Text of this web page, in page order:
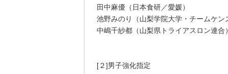
田中麻優（日本食研／愛媛）
池野みのり（山梨学院大学・チームケン
中嶋千紗都（山梨県トライアスロン連合
[２]男子強化指定